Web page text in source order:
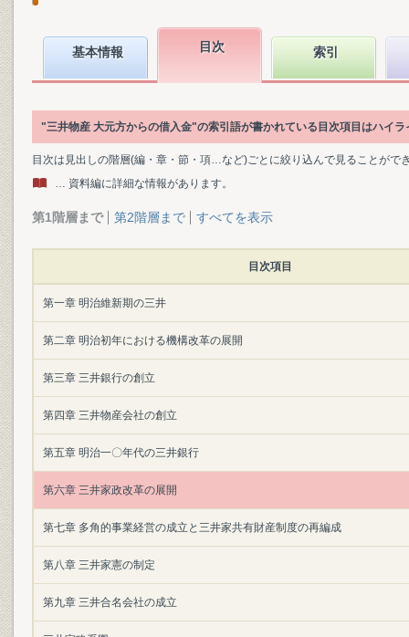
基本情報 目次 索引
"三井物産 大元方からの借入金"の索引語が書かれている目次項目はハイラ
目次は見出しの階層(編・章・節・項…など)ごとに絞り込んで見ることがで
… 資料編に詳細な情報があります。
第1階層まで 第2階層まで すべてを表示
目次項目
第一章 明治維新期の三井
第二章 明治初年における機構改革の展開
第三章 三井銀行の創立
第四章 三井物産会社の創立
第五章 明治一〇年代の三井銀行
第六章 三井家政改革の展開
第七章 多角的事業経営の成立と三井家共有財産制度の再編成
第八章 三井家憲の制定
第九章 三井合名会社の成立